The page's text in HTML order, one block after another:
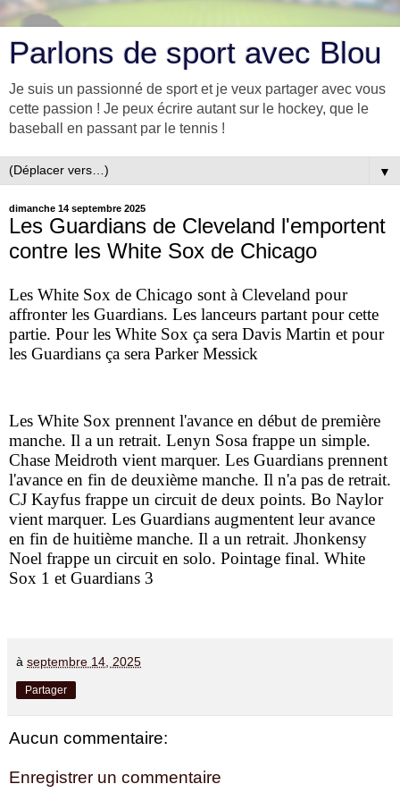
Parlons de sport avec Blou
Je suis un passionné de sport et je veux partager avec vous
cette passion ! Je peux écrire autant sur le hockey, que le
baseball en passant par le tennis !
▼
dimanche 14 septembre 2025
Les Guardians de Cleveland l'emportent
contre les White Sox de Chicago
Les White Sox de Chicago sont à Cleveland pour
affronter les Guardians. Les lanceurs partant pour cette
partie. Pour les White Sox ça sera Davis Martin et pour
les Guardians ça sera Parker Messick
Les White Sox prennent l'avance en début de première
manche. Il a un retrait. Lenyn Sosa frappe un simple.
Chase Meidroth vient marquer. Les Guardians prennent
l'avance en fin de deuxième manche. Il n'a pas de retrait.
CJ Kayfus frappe un circuit de deux points. Bo Naylor
vient marquer. Les Guardians augmentent leur avance
en fin de huitième manche. Il a un retrait. Jhonkensy
Noel frappe un circuit en solo. Pointage final. White
Sox 1 et Guardians 3
à septembre 14, 2025
Partager
Aucun commentaire:
Enregistrer un commentaire